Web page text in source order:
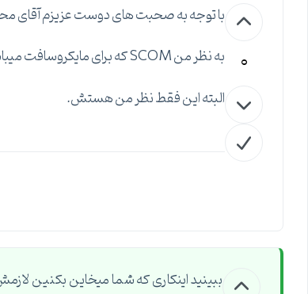
0
با توجه به صحبت های دوست عزیزم آقای
به نظر من SCOM که برای مایکروسافت میباشد از همه ی این برنامه ها بهتر باشد.
البته این فقط نظر من هستش.
ببینید اینکاری که شما میخاین بکنین